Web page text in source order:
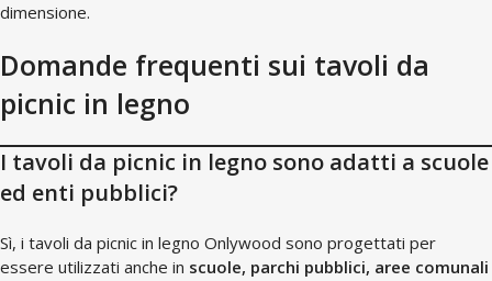
dimensione.
Domande frequenti sui tavoli da
picnic in legno
I tavoli da picnic in legno sono adatti a scuole
ed enti pubblici?
Sì, i tavoli da picnic in legno Onlywood sono progettati per
essere utilizzati anche in scuole, parchi pubblici, aree comunali